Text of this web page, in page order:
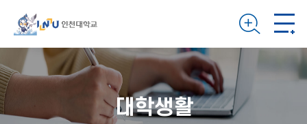
대학생활